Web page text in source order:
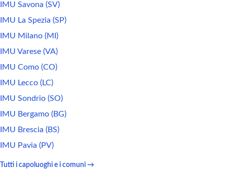
IMU Savona (SV)
IMU La Spezia (SP)
IMU Milano (MI)
IMU Varese (VA)
IMU Como (CO)
IMU Lecco (LC)
IMU Sondrio (SO)
IMU Bergamo (BG)
IMU Brescia (BS)
IMU Pavia (PV)
Tutti i capoluoghi e i comuni →